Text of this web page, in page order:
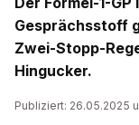
Gesprächsstoff
Zwei-Stopp-
Hingucker.
Publiziert: 26.05.2025